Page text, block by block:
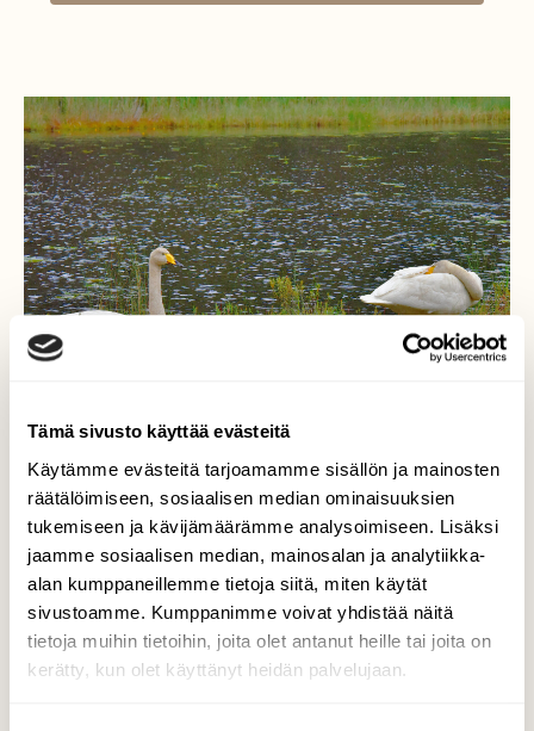
Tämä sivusto käyttää evästeitä
Käytämme evästeitä tarjoamamme sisällön ja mainosten
räätälöimiseen, sosiaalisen median ominaisuuksien
tukemiseen ja kävijämäärämme analysoimiseen. Lisäksi
jaamme sosiaalisen median, mainosalan ja analytiikka-
alan kumppaneillemme tietoja siitä, miten käytät
sivustoamme. Kumppanimme voivat yhdistää näitä
tietoja muihin tietoihin, joita olet antanut heille tai joita on
kerätty, kun olet käyttänyt heidän palvelujaan.
On levon aika
Joutsenet ovat syöneet mahat täyteen ja
untuvat on hoidettu. Päivä unet sopii tähän
väliin. Käki se jaksaa kukkua joka päivä.
Valokuvaaja: Reijo Juurinen, Nuuksion
kansallispuisto Kesäkuu